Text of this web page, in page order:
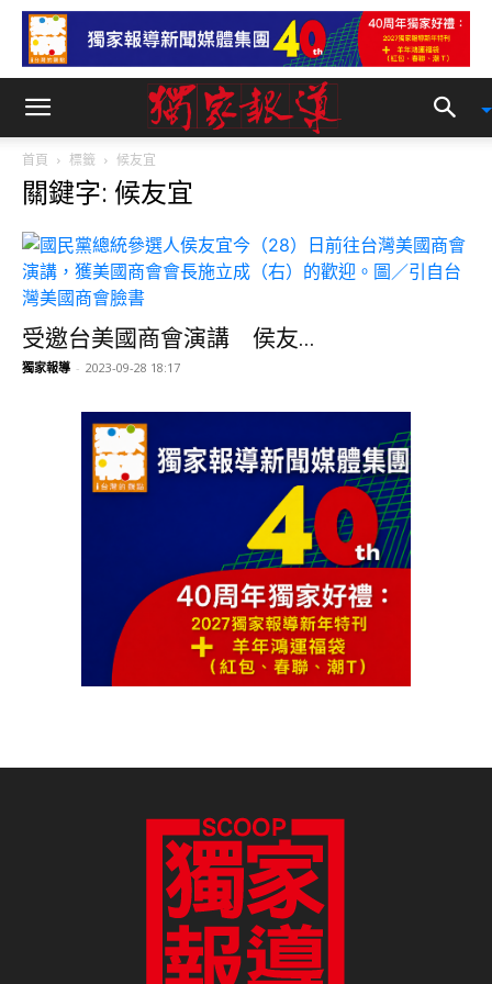
首頁 標籤 候友宜
關鍵字: 候友宜
受邀台美國商會演講 侯友...
獨家報導 - 2023-09-28 18:17